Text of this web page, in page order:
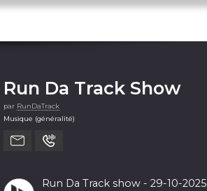
Run Da Track Show
par RunDaTrack
Musique (généralité)
Run Da Track show - 29-10-2025